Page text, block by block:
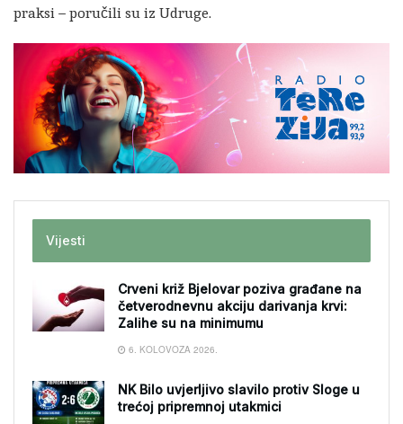
praksi – poručili su iz Udruge.
Vijesti
Crveni križ Bjelovar poziva građane na
četverodnevnu akciju darivanja krvi:
Zalihe su na minimumu
6. KOLOVOZA 2026.
NK Bilo uvjerljivo slavilo protiv Sloge u
trećoj pripremnoj utakmici